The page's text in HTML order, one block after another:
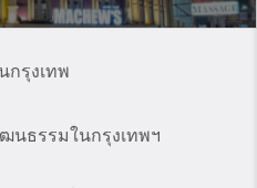
กรุงเทพ
นธรรมในกรุงเทพฯ